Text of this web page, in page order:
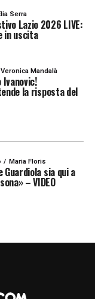
Serra
Lazio 2026 LIVE:
in uscita
Veronica Mandalà
Ivanovic!
la risposta del
Maria Floris
sia qui a
– VIDEO